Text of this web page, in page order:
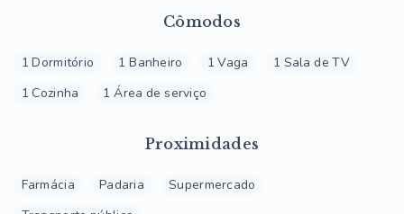
Cômodos
1 Dormitório 1 Banheiro 1 Vaga
1 Sala de TV
1 Cozinha
1 Área de serviço
Proximidades
Farmácia Padaria
Supermercado